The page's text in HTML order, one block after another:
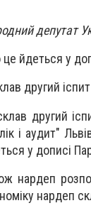
депутат
це йдеться у
другий іспит
другий
і аудит"
у дописі
нардеп
нардеп